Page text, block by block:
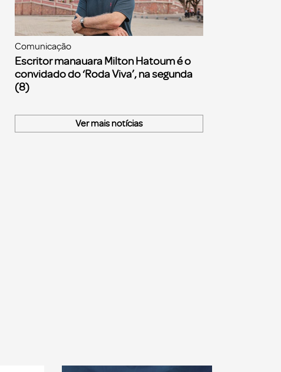
Comunicação
Escritor manauara Milton Hatoum é o
convidado do ‘Roda Viva’, na segunda
(8)
Ver mais notícias